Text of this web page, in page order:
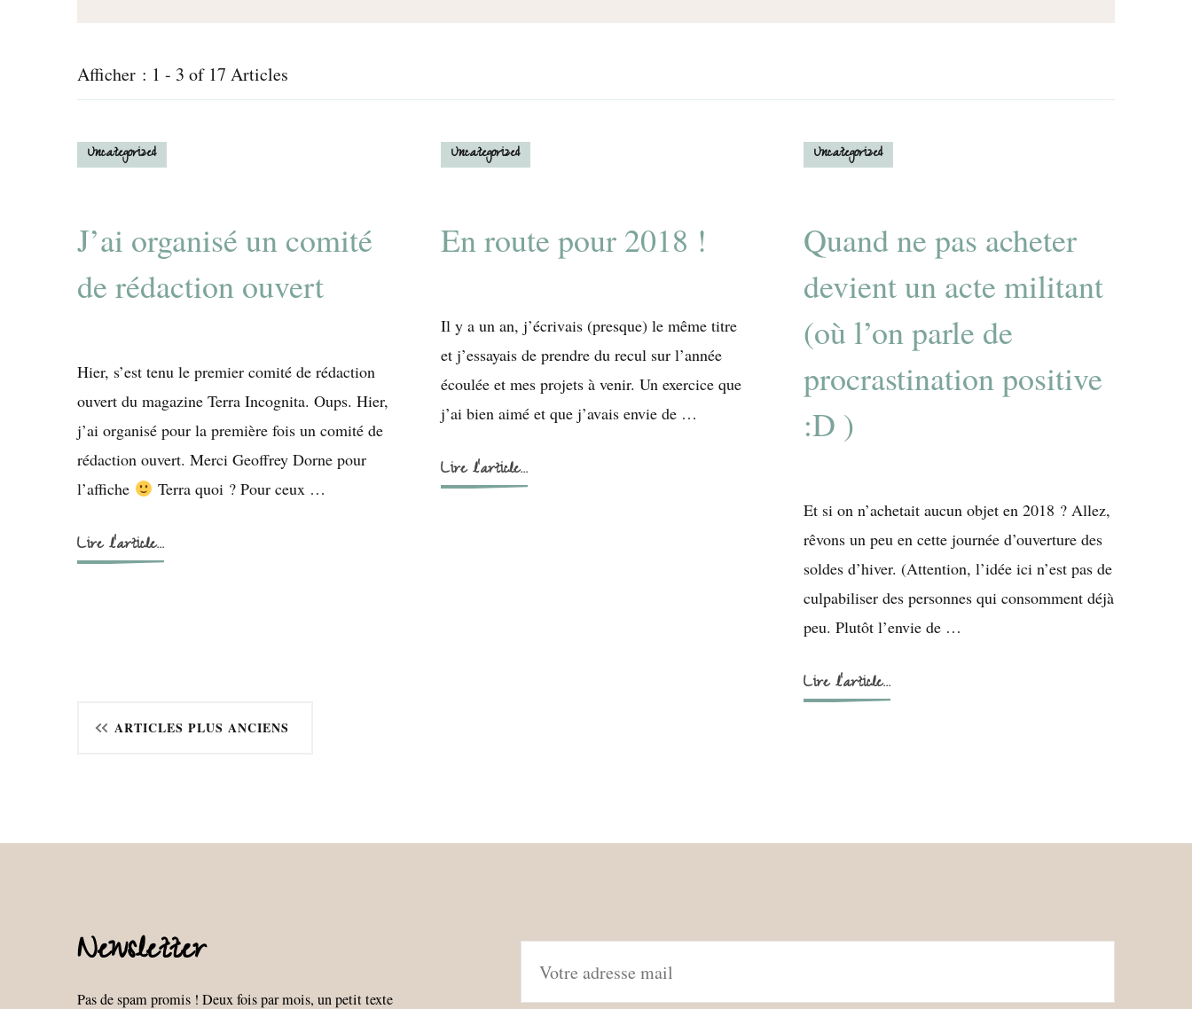
Afficher : 1 - 3 of 17 Articles
Uncategorized
J’ai organisé un comité
de rédaction ouvert
Hier, s’est tenu le premier comité de rédaction
ouvert du magazine Terra Incognita. Oups. Hier,
j’ai organisé pour la première fois un comité de
rédaction ouvert. Merci Geoffrey Dorne pour
l’affiche
Terra quoi ? Pour ceux …
Lire l'article...
Uncategorized
En route pour 2018 !
Il y a un an, j’écrivais (presque) le même titre
et j’essayais de prendre du recul sur l’année
écoulée et mes projets à venir. Un exercice que
j’ai bien aimé et que j’avais envie de …
Lire l'article...
Uncategorized
Quand ne pas acheter
devient un acte militant
(où l’on parle de
procrastination positive
:D )
Et si on n’achetait aucun objet en 2018 ? Allez,
rêvons un peu en cette journée d’ouverture des
soldes d’hiver. (Attention, l’idée ici n’est pas de
culpabiliser des personnes qui consomment déjà
peu. Plutôt l’envie de …
Lire l'article...
Navigation
ARTICLES PLUS ANCIENS
Newsletter
Pas de spam promis ! Deux fois par mois, un petit texte